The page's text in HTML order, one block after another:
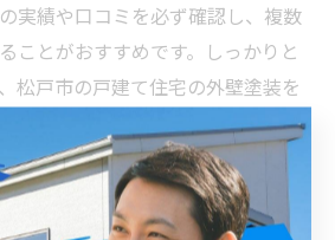
実績や口コミを必ず確認し、複数
ことがおすすめです。しっかりと
松戸市の戸建て住宅の外壁塗装を
まいを守ることが可能です。
見極め方で失敗しない松戸市の